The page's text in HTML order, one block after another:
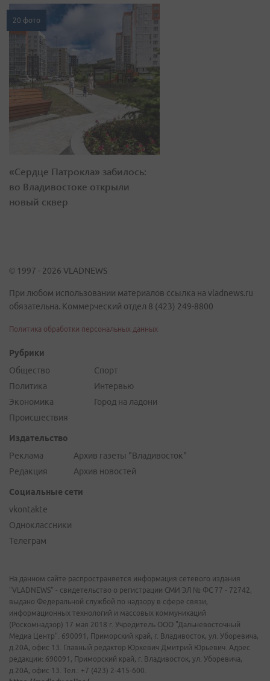
20 фото
«Сердце Патрокла» забилось:
во Владивостоке открыли
новый сквер
© 1997 - 2026 VLADNEWS
При любом использовании материалов ссылка на vladnews.ru
обязательна. Коммерческий отдел 8 (423) 249-8800
Политика обработки персональных данных
Рубрики
Общество
Политика
Экономика
Происшествия
Спорт
Интервью
Город на ладони
Издательство
Реклама
Редакция
Архив газеты "Владивосток"
Архив новостей
Социальные сети
vkontakte
Одноклассники
Телеграм
На данном сайте распространяется информация сетевого издания
"VLADNEWS" - свидетельство о регистрации СМИ ЭЛ № ФС 77 - 72742,
выдано Федеральной службой по надзору в сфере связи,
информационных технологий и массовых коммуникаций
(Роскомнадзор) 17 мая 2018 г. Учредитель ООО "Дальневосточный
Медиа Центр". 690091, Приморский край, г. Владивосток, ул. Уборевича,
д.20А, офис 13. Главный редактор Юркевич Дмитрий Юрьевич. Адрес
редакции: 690091, Приморский край, г. Владивосток, ул. Уборевича,
д.20А, офис 13. Тел.: +7 (423) 2-415-600.